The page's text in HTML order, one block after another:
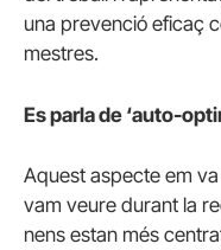
una prevenció eficaç
mestres.
Es parla de ‘auto-
Aquest aspecte em
vam veure durant la
nens estan més